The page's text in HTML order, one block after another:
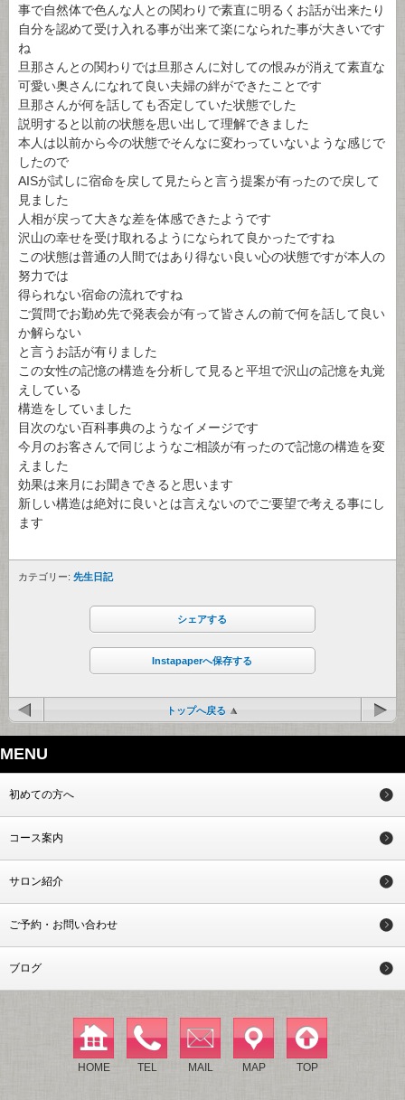
事で自然体で色んな人との関わりで素直に明るくお話が出来たり
自分を認めて受け入れる事が出来て楽になられた事が大きいです
ね
旦那さんとの関わりでは旦那さんに対しての恨みが消えて素直な
可愛い奥さんになれて良い夫婦の絆ができたことです
旦那さんが何を話しても否定していた状態でした
説明すると以前の状態を思い出して理解できました
本人は以前から今の状態でそんなに変わっていないような感じで
したので
AISが試しに宿命を戻して見たらと言う提案が有ったので戻して
見ました
人相が戻って大きな差を体感できたようです
沢山の幸せを受け取れるようになられて良かったですね
この状態は普通の人間ではあり得ない良い心の状態ですが本人の
努力では
得られない宿命の流れですね
ご質問でお勤め先で発表会が有って皆さんの前で何を話して良い
か解らない
と言うお話が有りました
この女性の記憶の構造を分析して見ると平坦で沢山の記憶を丸覚
えしている
構造をしていました
目次のない百科事典のようなイメージです
今月のお客さんで同じようなご相談が有ったので記憶の構造を変
えました
効果は来月にお聞きできると思います
新しい構造は絶対に良いとは言えないのでご要望で考える事にし
ます
カテゴリー: 先生日記
シェアする
Instapaperへ保存する
トップへ戻る
MENU
初めての方へ
コース案内
サロン紹介
ご予約・お問い合わせ
ブログ
HOME TEL MAIL MAP TOP